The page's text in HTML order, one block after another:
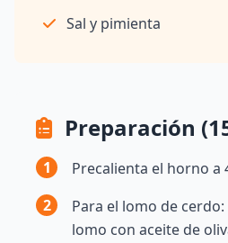
Sal y pimienta
Preparación
1
Precalienta el horno a
2
Para el lomo de
lomo con aceite de